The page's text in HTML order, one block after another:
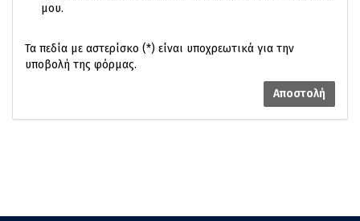
μου.
Τα πεδία με αστερίσκο (*) είναι υποχρεωτικά για την
υποβολή της φόρμας.
Αποστολή